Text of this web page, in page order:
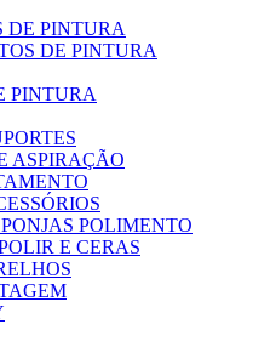
DE PINTURA
DE PINTURA
PINTURA
ASPIRAÇÃO
POLIMENTO
E CERAS